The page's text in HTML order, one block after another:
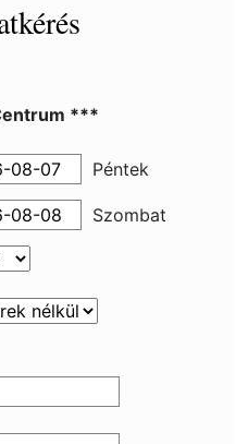
***
Péntek
Szombat